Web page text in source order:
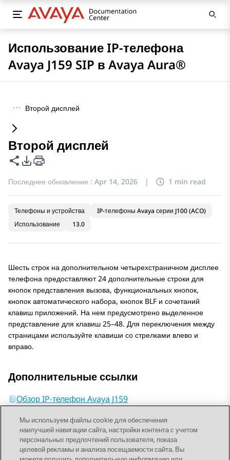
Использование IP-телефона
Avaya J159 SIP в Avaya Aura®
··· Второй дисплей
Второй дисплей
Поделиться этой страницей
Параметры экспорта PDF
Последнее обновление : Apr 14, 2026 | 1 min read
Телефоны и устройства
IP-телефоны Avaya серии J100 (ACO)
Использование
13.0
Шесть строк на дополнительном четырехстраничном дисплее
телефона предоставляют 24 дополнительные строки для
кнопок представления вызова, функциональных кнопок,
кнопок автоматического набора, кнопок BLF и сочетаний
клавиш приложений. На нем предусмотрено выделенное
представление для клавиш 25–48. Для переключения между
страницами используйте клавиши со стрелками влево и
вправо.
Дополнительные ссылки
Обзор IP-телефон Avaya J159
Мы используем файлы cookie для обеспечения
наилучшей навигации сайта, настройки контента с учетом
персональных предпочтений пользователя, показа
целевой рекламы и анализа посещаемости сайта. Вы